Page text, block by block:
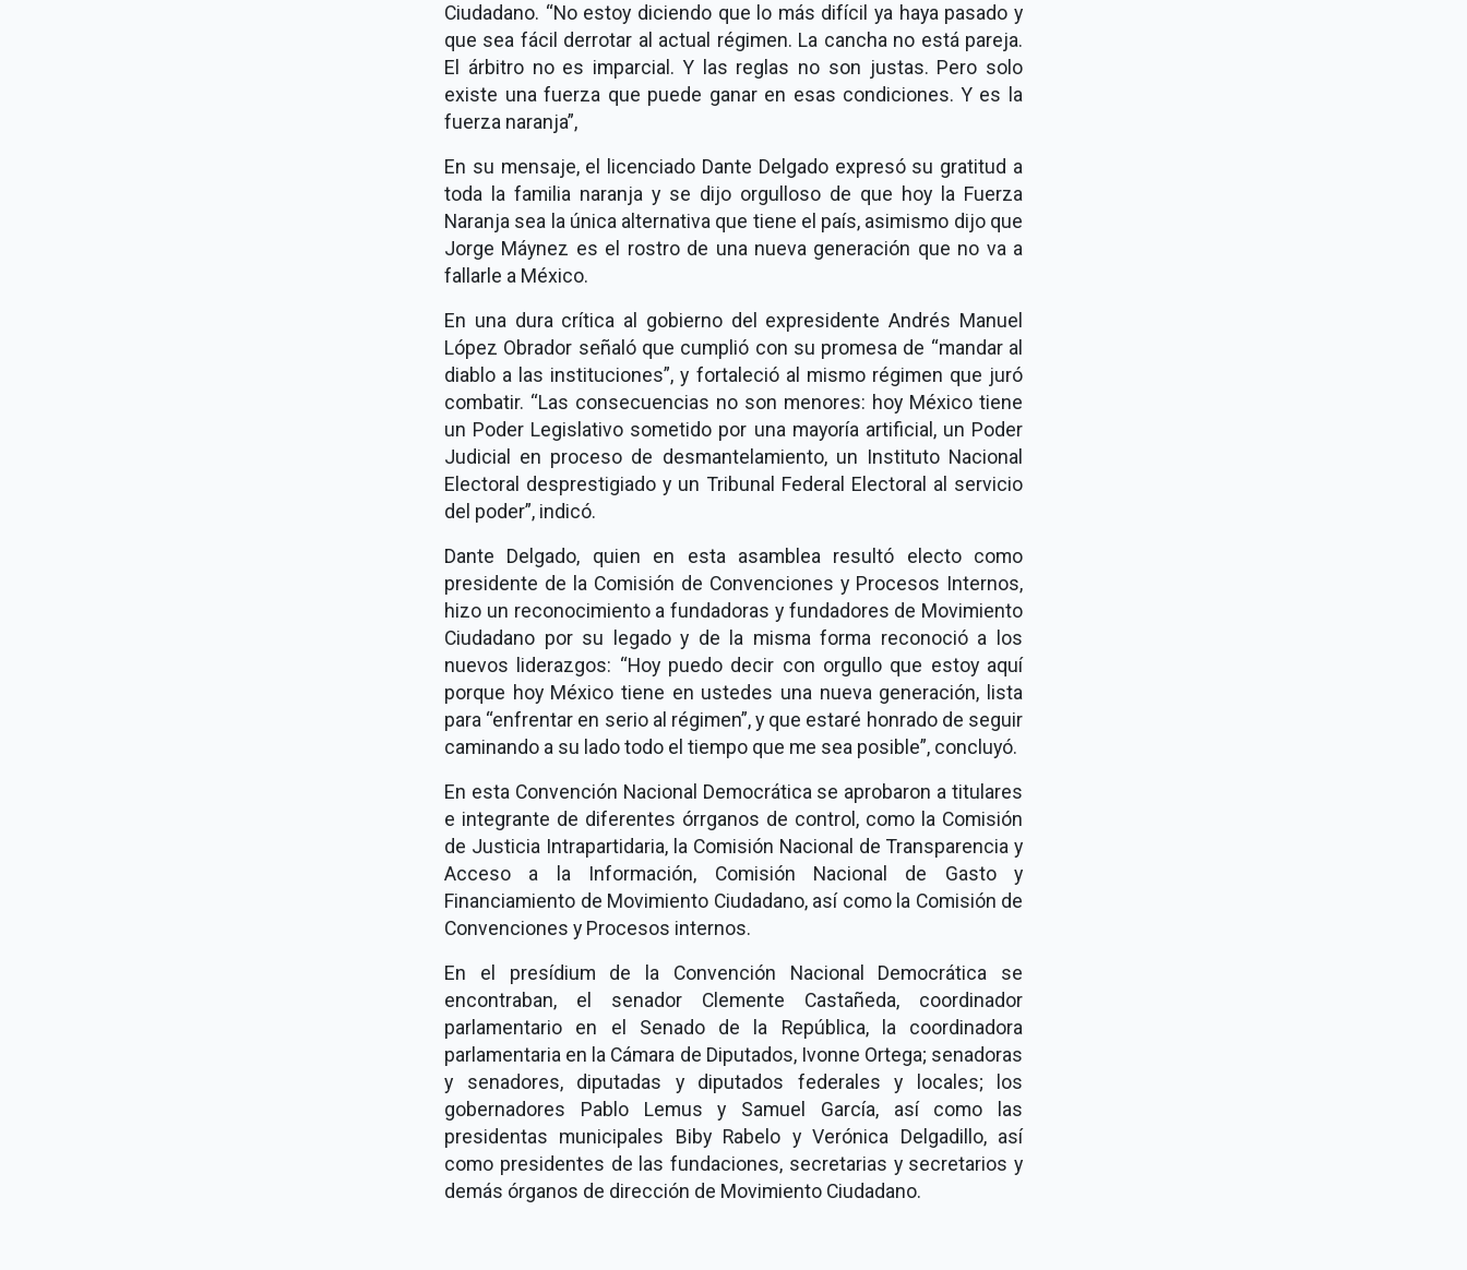
Ciudadano. “No estoy diciendo que lo más difícil ya haya pasado y
que sea fácil derrotar al actual régimen. La cancha no está pareja.
El árbitro no es imparcial. Y las reglas no son justas. Pero solo
existe una fuerza que puede ganar en esas condiciones. Y es la
fuerza naranja”,
En su mensaje, el licenciado Dante Delgado expresó su gratitud a
toda la familia naranja y se dijo orgulloso de que hoy la Fuerza
Naranja sea la única alternativa que tiene el país, asimismo dijo que
Jorge Máynez es el rostro de una nueva generación que no va a
fallarle a México.
En una dura crítica al gobierno del expresidente Andrés Manuel
López Obrador señaló que cumplió con su promesa de “mandar al
diablo a las instituciones”, y fortaleció al mismo régimen que juró
combatir. “Las consecuencias no son menores: hoy México tiene
un Poder Legislativo sometido por una mayoría artificial, un Poder
Judicial en proceso de desmantelamiento, un Instituto Nacional
Electoral desprestigiado y un Tribunal Federal Electoral al servicio
del poder”, indicó.
Dante Delgado, quien en esta asamblea resultó electo como
presidente de la Comisión de Convenciones y Procesos Internos,
hizo un reconocimiento a fundadoras y fundadores de Movimiento
Ciudadano por su legado y de la misma forma reconoció a los
nuevos liderazgos: “Hoy puedo decir con orgullo que estoy aquí
porque hoy México tiene en ustedes una nueva generación, lista
para “enfrentar en serio al régimen”, y que estaré honrado de seguir
caminando a su lado todo el tiempo que me sea posible”, concluyó.
En esta Convención Nacional Democrática se aprobaron a titulares
e integrante de diferentes órrganos de control, como la Comisión
de Justicia Intrapartidaria, la Comisión Nacional de Transparencia y
Acceso a la Información, Comisión Nacional de Gasto y
Financiamiento de Movimiento Ciudadano, así como la Comisión de
Convenciones y Procesos internos.
En el presídium de la Convención Nacional Democrática se
encontraban, el senador Clemente Castañeda, coordinador
parlamentario en el Senado de la República, la coordinadora
parlamentaria en la Cámara de Diputados, Ivonne Ortega; senadoras
y senadores, diputadas y diputados federales y locales; los
gobernadores Pablo Lemus y Samuel García, así como las
presidentas municipales Biby Rabelo y Verónica Delgadillo, así
como presidentes de las fundaciones, secretarias y secretarios y
demás órganos de dirección de Movimiento Ciudadano.